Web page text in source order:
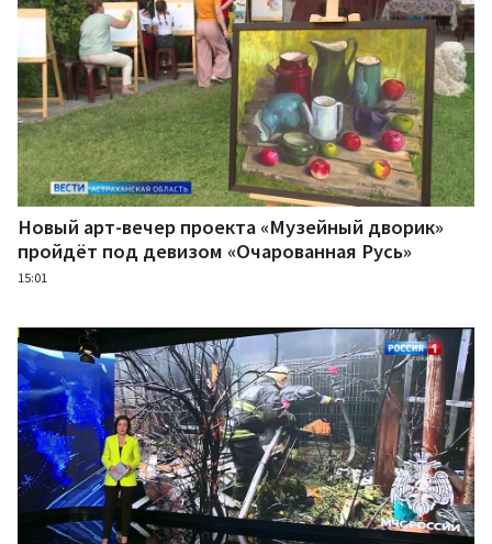
Новый арт-вечер проекта «Музейный дворик»
пройдёт под девизом «Очарованная Русь»
15:01